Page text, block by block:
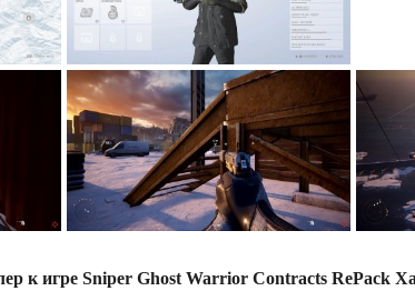
к игре Sniper Ghost Warrior Contracts RePack